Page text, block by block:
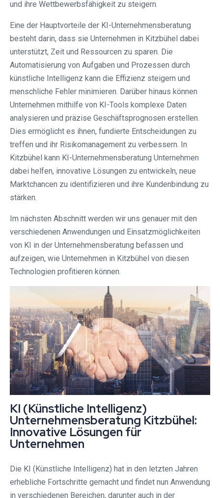
und ihre Wettbewerbsfähigkeit zu steigern.
Eine der Hauptvorteile der KI-Unternehmensberatung
besteht darin, dass sie Unternehmen in Kitzbühel dabei
unterstützt, Zeit und Ressourcen zu sparen. Die
Automatisierung von Aufgaben und Prozessen durch
künstliche Intelligenz kann die Effizienz steigern und
menschliche Fehler minimieren. Darüber hinaus können
Unternehmen mithilfe von KI-Tools komplexe Daten
analysieren und präzise Geschäftsprognosen erstellen.
Dies ermöglicht es ihnen, fundierte Entscheidungen zu
treffen und ihr Risikomanagement zu verbessern. In
Kitzbühel kann KI-Unternehmensberatung Unternehmen
dabei helfen, innovative Lösungen zu entwickeln, neue
Marktchancen zu identifizieren und ihre Kundenbindung zu
stärken.
Im nächsten Abschnitt werden wir uns genauer mit den
verschiedenen Anwendungen und Einsatzmöglichkeiten
von KI in der Unternehmensberatung befassen und
aufzeigen, wie Unternehmen in Kitzbühel von diesen
Technologien profitieren können.
KI (Künstliche Intelligenz)
Unternehmensberatung Kitzbühel:
Innovative Lösungen für
Unternehmen
Die KI (Künstliche Intelligenz) hat in den letzten Jahren
erhebliche Fortschritte gemacht und findet nun Anwendung
in verschiedenen Bereichen, darunter auch in der